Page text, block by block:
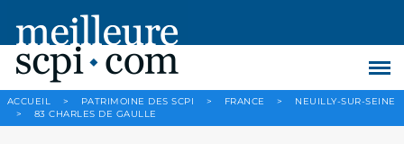
ACCUEIL > PATRIMOINE DES SCPI > FRANCE >
NEUILLY-SUR-SEINE
>
83 CHARLES DE GAULLE